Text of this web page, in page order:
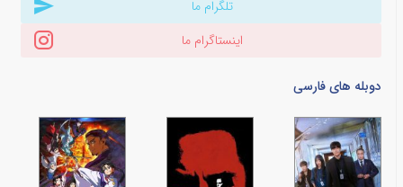
تلگرام ما
اینستاگرام ما
دوبله های فارسی